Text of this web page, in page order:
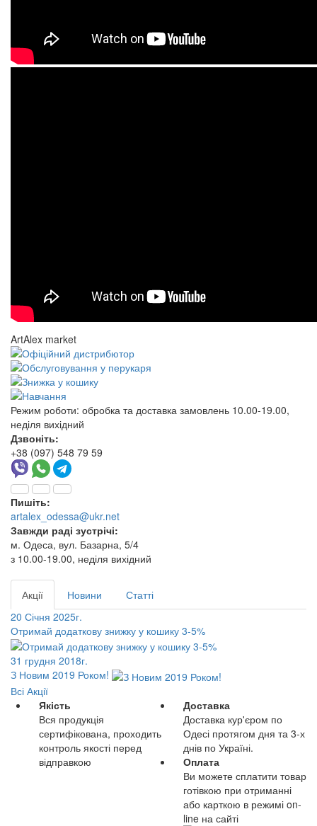
ArtAlex market
Режим роботи: обробка та доставка замовлень 10.00-19.00,
неділя вихідний
Дзвоніть:
+38 (097) 548 79 59
Пишіть:
artalex_odessa@ukr.net
Завжди раді зустрічі:
м. Одеса, вул. Базарна, 5/4
з 10.00-19.00, неділя вихідний
Акції Новини
Статті
20 Січня 2025г.
Отримай додаткову знижку у кошику 3-5%
31 грудня 2018г.
З Новим 2019 Роком!
Всі Акції
Якість
Вся продукція
сертифікована, проходить
контроль якості перед
відправкою
Доставка
Доставка кур'єром по
Одесі протягом дня та 3-х
днів по Україні.
Оплата
Ви можете сплатити товар
готівкою при отриманні
або карткою в режимі on-
line на сайті